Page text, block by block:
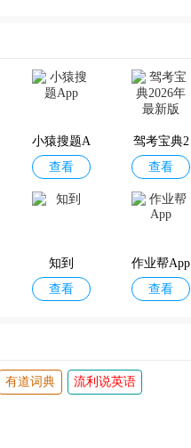
小猿搜题A
pp
查看
驾考宝典2
026年最新
版
查看
知到
查看
作业帮App
查看
有道词典 流利说英语